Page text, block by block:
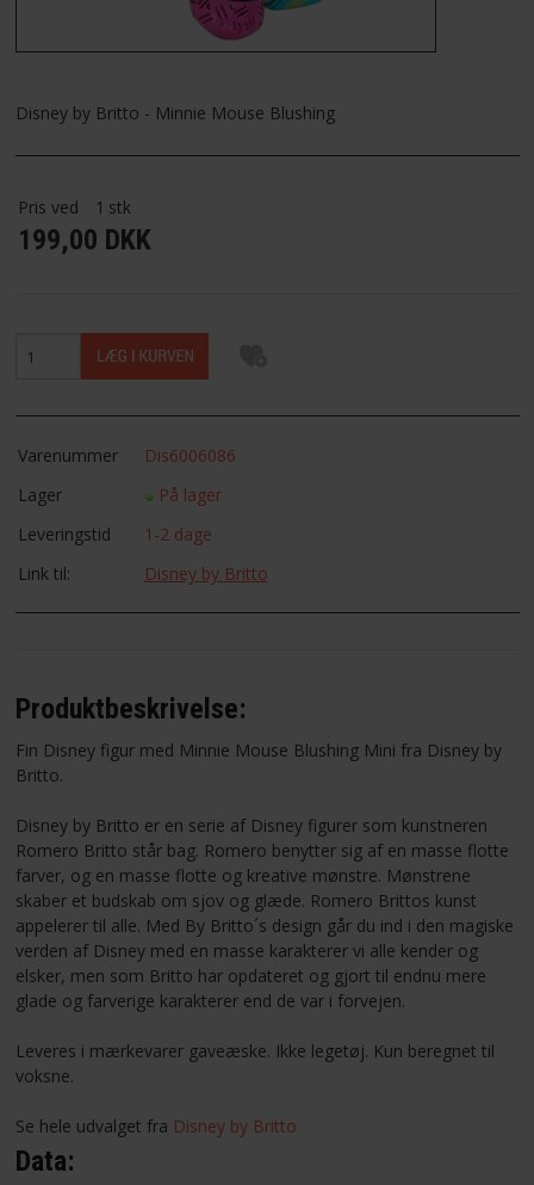
FAVORIT
FORTRYDELSESRET
Disney by Britto - Minnie Mouse Blushing
Pris ved 1 stk
199,00 DKK
Varenummer
Dis6006086
Lager
På lager
Leveringstid
1-2 dage
Link til:
Disney by Britto
Produktbeskrivelse:
Fin Disney figur med Minnie Mouse Blushing Mini fra Disney by
Britto.
Disney by Britto er en serie af Disney figurer som kunstneren
Romero Britto står bag. Romero benytter sig af en masse flotte
farver, og en masse flotte og kreative mønstre. Mønstrene
skaber et budskab om sjov og glæde. Romero Brittos kunst
appelerer til alle. Med By Britto´s design går du ind i den magiske
verden af Disney med en masse karakterer vi alle kender og
elsker, men som Britto har opdateret og gjort til endnu mere
glade og farverige karakterer end de var i forvejen.
Leveres i mærkevarer gaveæske. Ikke legetøj. Kun beregnet til
voksne.
Se hele udvalget fra Disney by Britto
Data: